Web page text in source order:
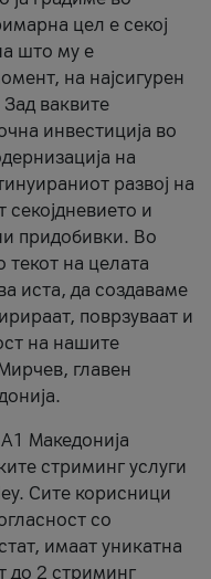
цел е секој
што му е
на најсигурен
ваквите
инвестиција во
на
развој на
секојдневието и
придобивки. Во
текот на целата
иста, да создаваме
поврзуваат и
на нашите
главен
Македонија
стриминг услуги
Сите корисници
со
имаат уникатна
до 2 стриминг